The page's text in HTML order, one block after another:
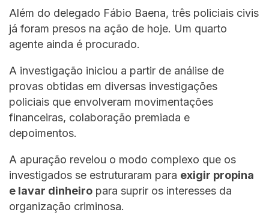
Além do delegado Fábio Baena, três policiais civis
já foram presos na ação de hoje. Um quarto
agente ainda é procurado.
A investigação iniciou a partir de análise de
provas obtidas em diversas investigações
policiais que envolveram movimentações
financeiras, colaboração premiada e
depoimentos.
A apuração revelou o modo complexo que os
investigados se estruturaram para exigir propina
e lavar dinheiro para suprir os interesses da
organização criminosa.